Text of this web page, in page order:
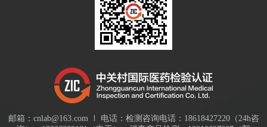
邮箱：cnlab@163.com
电话：检测咨询电话：18618427220（24h咨